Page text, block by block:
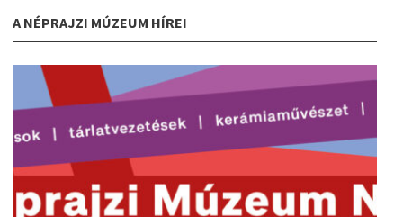
A NÉPRAJZI MÚZEUM HÍREI